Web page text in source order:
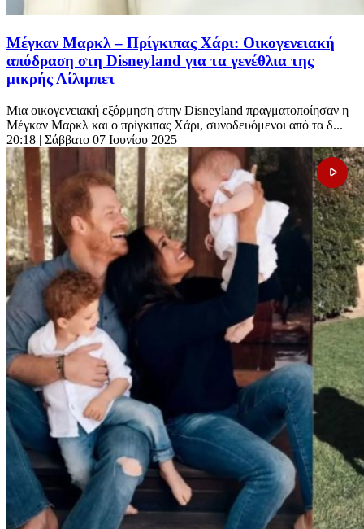
Μέγκαν Μαρκλ – Πρίγκιπας Χάρι: Οικογενειακή
απόδραση στη Disneyland για τα γενέθλια της
μικρής Λίλιμπετ
Μια οικογενειακή εξόρμηση στην Disneyland πραγματοποίησαν η
Μέγκαν Μαρκλ και ο πρίγκιπας Χάρι, συνοδευόμενοι από τα δ...
20:18 | Σάββατο 07 Ιουνίου 2025